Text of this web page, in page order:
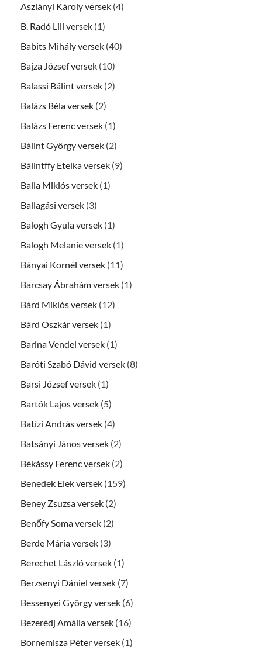
Aszlányi Károly versek (4)
B. Radó Lili versek (1)
Babits Mihály versek (40)
Bajza József versek (10)
Balassi Bálint versek (2)
Balázs Béla versek (2)
Balázs Ferenc versek (1)
Bálint György versek (2)
Bálintffy Etelka versek (9)
Balla Miklós versek (1)
Ballagási versek (3)
Balogh Gyula versek (1)
Balogh Melanie versek (1)
Bányai Kornél versek (11)
Barcsay Ábrahám versek (1)
Bárd Miklós versek (12)
Bárd Oszkár versek (1)
Barina Vendel versek (1)
Baróti Szabó Dávid versek (8)
Barsi József versek (1)
Bartók Lajos versek (5)
Batízi András versek (4)
Batsányi János versek (2)
Békássy Ferenc versek (2)
Benedek Elek versek (159)
Beney Zsuzsa versek (2)
Benőfy Soma versek (2)
Berde Mária versek (3)
Berechet László versek (1)
Berzsenyi Dániel versek (7)
Bessenyei György versek (6)
Bezerédj Amália versek (16)
Bornemisza Péter versek (1)